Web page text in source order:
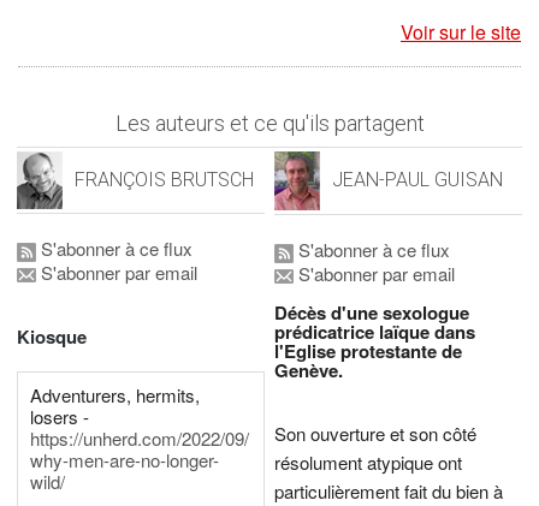
Voir sur le site
Les auteurs et ce qu'ils partagent
FRANÇOIS BRUTSCH
S'abonner à ce flux
S'abonner par email
Kiosque
Adventurers, hermits,
losers -
https://unherd.com/2022/09/
why-men-are-no-longer-
wild/
JEAN-PAUL GUISAN
S'abonner à ce flux
S'abonner par email
Décès d'une sexologue
prédicatrice laïque dans
l'Eglise protestante de
Genève.
Son ouverture et son côté
résolument atypique ont
particulièrement fait du bien à